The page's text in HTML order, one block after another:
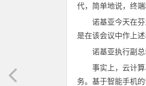
代，简单地说，终
诺基亚今天在
是在该会议中作上述
诺基亚执行副
事实上，云计
务。基于智能手机